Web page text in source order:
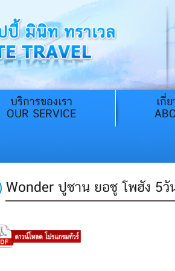
บริการของเรา
OUR SERVICE
เกี่
Wonder ปูซาน ยอซู โพฮัง 5